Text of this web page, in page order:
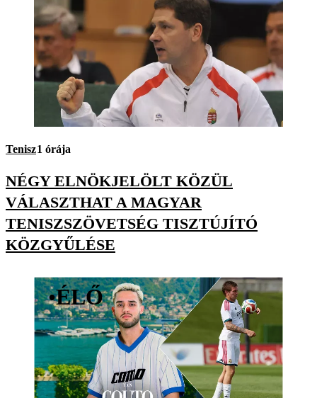
Tenisz1 órája
NÉGY ELNÖKJELÖLT KÖZÜL
VÁLASZTHAT A MAGYAR
TENISZSZÖVETSÉG TISZTÚJÍTÓ
KÖZGYŰLÉSE
•ÉLŐ